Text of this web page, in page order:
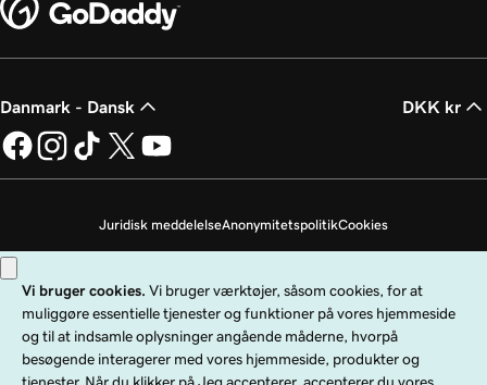
Danmark - Dansk DKK kr
Juridisk meddelelseAnonymitetspolitikCookies
Copyright © 1999 - 2026 GoDaddy Operating Company, LLC. Alle rettigheder
forbeholdes. GoDaddy-ordmærket er et registreret varemærke tilhørende
GoDaddy Operating Company, LLC i USA og andre lande. "GO"-logoet er et
registreret varemærke tilhørende GoDaddy.com, LLC i USA.